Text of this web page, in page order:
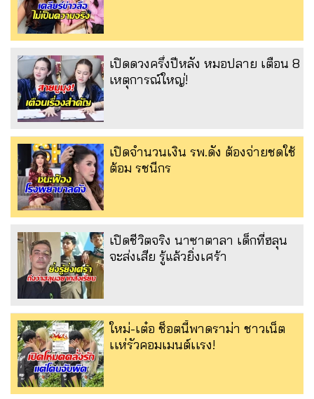
เปิดดวงครึ่งปีหลัง หมอปลาย เตือน 8
เหตุการณ์ใหญ่!
เปิดจำนวนเงิน รพ.ดัง ต้องจ่ายชดใช้
ต้อม รชนีกร
เปิดชีวิตจริง นาซาตาลา เด็กที่ฮลุน
จะส่งเสีย รู้แล้วยิ่งเศร้า
ใหม่-เต๋อ ช็อตนี้พาดราม่า ชาวเน็ต
เเห่รัวคอมเมนต์เเรง!